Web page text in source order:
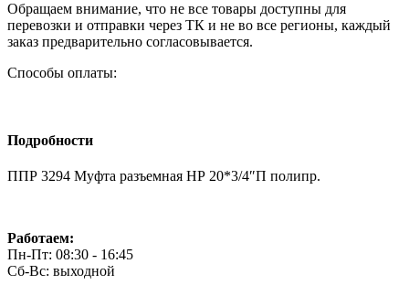
Обращаем внимание, что не все товары доступны для
перевозки и отправки через ТК и не во все регионы, каждый
заказ предварительно согласовывается.
Способы оплаты:
Подробности
ППР 3294 Муфта разъемная НР 20*3/4″П полипр.
Работаем:
Пн-Пт: 08:30 - 16:45
Сб-Вс: выходной